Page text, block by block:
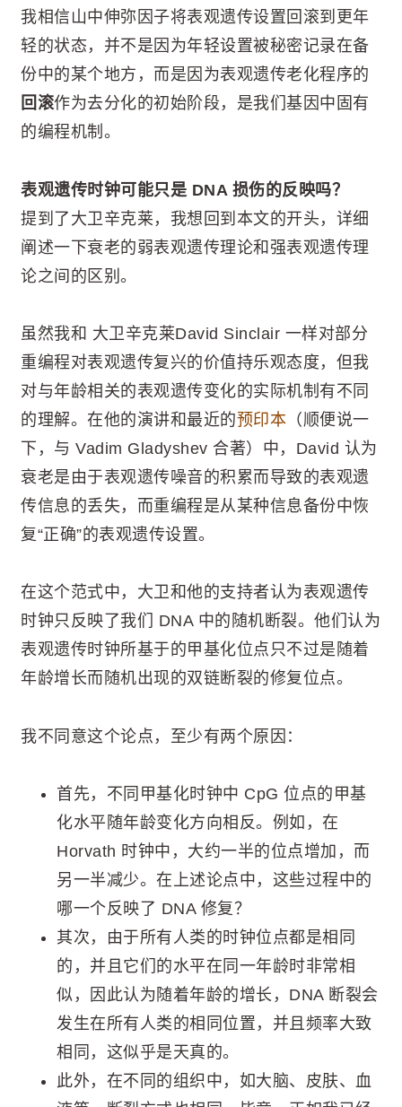
我相信山中伸弥因子将表观遗传设置回滚到更年
轻的状态，并不是因为年轻设置被秘密记录在备
份中的某个地方，而是因为表观遗传老化程序的
回滚作为去分化的初始阶段，是我们基因中固有
的编程机制。
表观遗传时钟可能只是 DNA 损伤的反映吗？
提到了大卫辛克莱，我想回到本文的开头，详细
阐述一下衰老的弱表观遗传理论和强表观遗传理
论之间的区别。
虽然我和 大卫辛克莱David Sinclair 一样对部分
重编程对表观遗传复兴的价值持乐观态度，但我
对与年龄相关的表观遗传变化的实际机制有不同
的理解。在他的演讲和最近的预印本 （顺便说一
下，与 Vadim Gladyshev 合著）中，David 认为
衰老是由于表观遗传噪音的积累而导致的表观遗
传信息的丢失，而重编程是从某种信息备份中恢
复“正确”的表观遗传设置。
在这个范式中，大卫和他的支持者认为表观遗传
时钟只反映了我们 DNA 中的随机断裂。他们认为
表观遗传时钟所基于的甲基化位点只不过是随着
年龄增长而随机出现的双链断裂的修复位点。
我不同意这个论点，至少有两个原因：
首先，不同甲基化时钟中 CpG 位点的甲基
化水平随年龄变化方向相反。例如，在
Horvath 时钟中，大约一半的位点增加，而
另一半减少。在上述论点中，这些过程中的
哪一个反映了 DNA 修复？
其次，由于所有人类的时钟位点都是相同
的，并且它们的水平在同一年龄时非常相
似，因此认为随着年龄的增长，DNA 断裂会
发生在所有人类的相同位置，并且频率大致
相同，这似乎是天真的。
此外，在不同的组织中，如大脑、皮肤、血